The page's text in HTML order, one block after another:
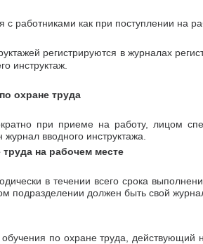
с работниками как при поступлении на
регистрируются в журналах
инструктаж.
охране труда
при приеме на работу, лицом
вводного инструктажа.
труда на рабочем месте
в течении всего срока
подразделении должен быть свой
по охране труда, действующий